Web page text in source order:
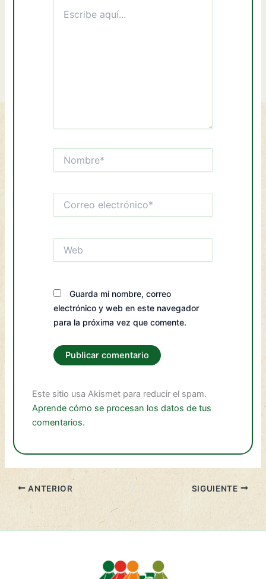
aquí...
electrónico*
Guarda mi nombre, correo
electrónico y web en este navegador
para la próxima vez que comente.
Este sitio usa Akismet para reducir el spam.
Aprende cómo se procesan los datos de tus
comentarios.
ANTERIOR SIGUIENTE